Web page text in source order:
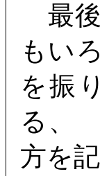
最後
もい
を振
る、
方を